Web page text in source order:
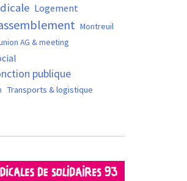
Logement
Montreuil
AG & meeting
publique
Transports & logistique